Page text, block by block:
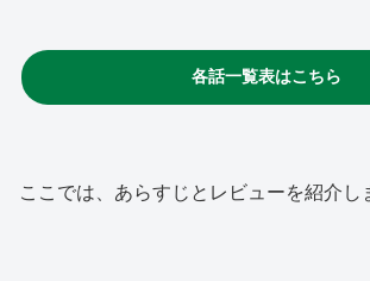
各話一覧表はこちら
ここでは、あらすじとレビューを紹介し